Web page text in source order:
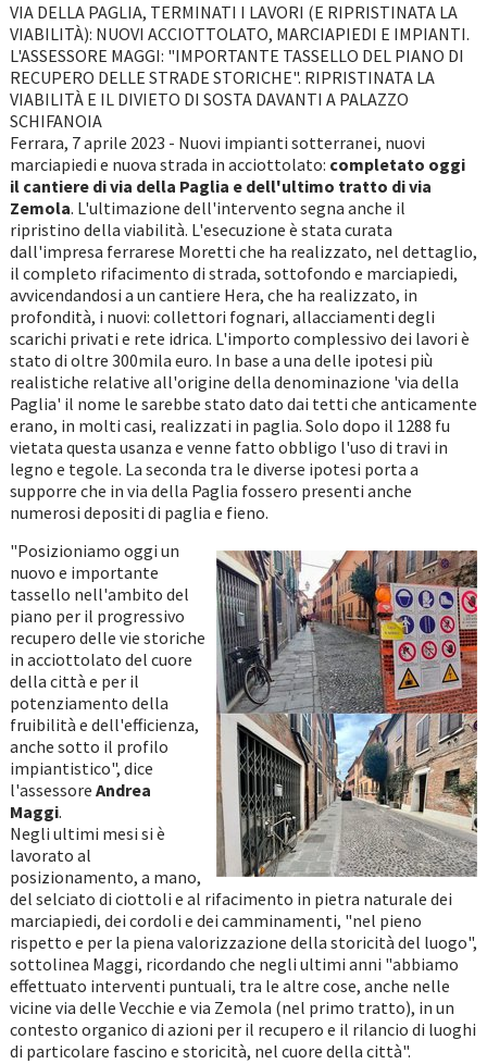
VIA DELLA PAGLIA, TERMINATI I LAVORI (E RIPRISTINATA LA
VIABILITÀ): NUOVI ACCIOTTOLATO, MARCIAPIEDI E IMPIANTI.
L'ASSESSORE MAGGI: "IMPORTANTE TASSELLO DEL PIANO DI
RECUPERO DELLE STRADE STORICHE". RIPRISTINATA LA
VIABILITÀ E IL DIVIETO DI SOSTA DAVANTI A PALAZZO
SCHIFANOIA
Ferrara, 7 aprile 2023 - Nuovi impianti sotterranei, nuovi
marciapiedi e nuova strada in acciottolato: completato oggi
il cantiere di via della Paglia e dell'ultimo tratto di via
Zemola. L'ultimazione dell'intervento segna anche il
ripristino della viabilità. L'esecuzione è stata curata
dall'impresa ferrarese Moretti che ha realizzato, nel dettaglio,
il completo rifacimento di strada, sottofondo e marciapiedi,
avvicendandosi a un cantiere Hera, che ha realizzato, in
profondità, i nuovi: collettori fognari, allacciamenti degli
scarichi privati e rete idrica. L'importo complessivo dei lavori è
stato di oltre 300mila euro. In base a una delle ipotesi più
realistiche relative all'origine della denominazione 'via della
Paglia' il nome le sarebbe stato dato dai tetti che anticamente
erano, in molti casi, realizzati in paglia. Solo dopo il 1288 fu
vietata questa usanza e venne fatto obbligo l'uso di travi in
legno e tegole. La seconda tra le diverse ipotesi porta a
supporre che in via della Paglia fossero presenti anche
numerosi depositi di paglia e fieno.
"Posizioniamo oggi un
nuovo e importante
tassello nell'ambito del
piano per il progressivo
recupero delle vie storiche
in acciottolato del cuore
della città e per il
potenziamento della
fruibilità e dell'efficienza,
anche sotto il profilo
impiantistico", dice
l'assessore Andrea
Maggi.
Negli ultimi mesi si è
lavorato al
posizionamento, a mano,
del selciato di ciottoli e al rifacimento in pietra naturale dei
marciapiedi, dei cordoli e dei camminamenti, "nel pieno
rispetto e per la piena valorizzazione della storicità del luogo",
sottolinea Maggi, ricordando che negli ultimi anni "abbiamo
effettuato interventi puntuali, tra le altre cose, anche nelle
vicine via delle Vecchie e via Zemola (nel primo tratto), in un
contesto organico di azioni per il recupero e il rilancio di luoghi
di particolare fascino e storicità, nel cuore della città".